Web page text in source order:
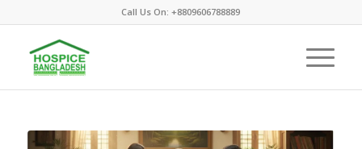
Call Us On: +8809606788889